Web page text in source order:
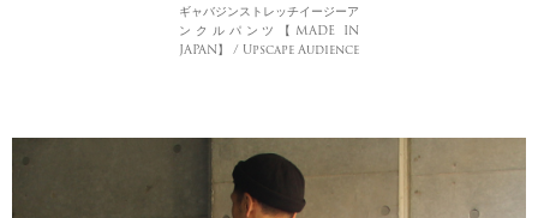
ギャバジンストレッチイージーア
ンクルパンツ【MADE IN
JAPAN】 / Upscape Audience